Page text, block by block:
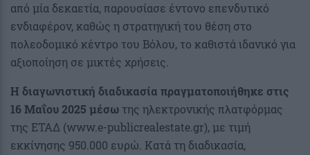
από μία δεκαετία, παρουσίασε έντονο επενδυτικό
ενδιαφέρον, καθώς η στρατηγική του θέση στο
πολεοδομικό κέντρο του Βόλου, το καθιστά ιδανικό για
αξιοποίηση σε μικτές χρήσεις.
Η διαγωνιστική διαδικασία πραγματοποιήθηκε στις
16 Μαΐου 2025 μέσωτης ηλεκτρονικής πλατφόρμας
της ΕΤΑΔ (www.e-publicrealestate.gr), με τιμή
εκκίνησης 950.000 ευρώ. Κατά τη διαδικασία,